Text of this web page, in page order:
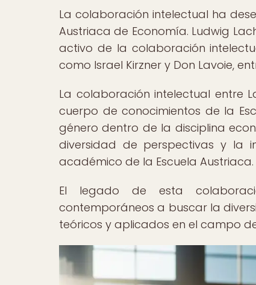
La colaboración intelectual ha
Austriaca de Economía. Ludwig
activo de la colaboración
como Israel Kirzner y Don Lavoie,
La colaboración intelectual entre
cuerpo de conocimientos de la
género dentro de la disciplina
diversidad de perspectivas y la
académico de la Escuela Austriaca.
El legado de esta
contemporáneos a buscar la
teóricos y aplicados en el campo